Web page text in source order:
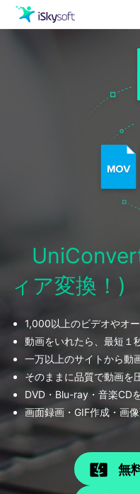
ィア変換！)
1,000以上のビデオやオ
動画をいれたら、最短１
一万以上のサイトから動
そのままに品質で動画を
DVD・Blu-ray・音楽CD
画面録画・GIF作成・画
無